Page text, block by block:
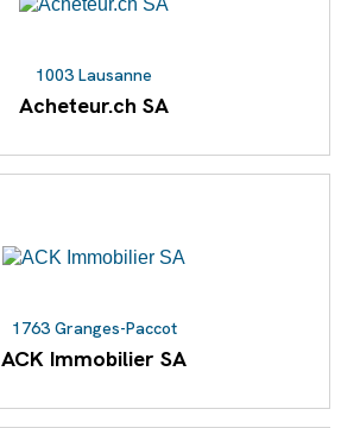
1003 Lausanne
Acheteur.ch SA
1763 Granges-Paccot
ACK Immobilier SA